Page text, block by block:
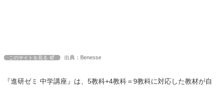
このサイトを見る 出典：Benesse
『進研ゼミ 中学講座』は、5教科+4教科＝9教科に対応した教材が自